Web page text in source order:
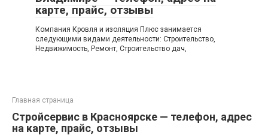
карте, прайс, отзывы
Компания Кровля и изоляция Плюс занимается
следующими видами деятельности: Строительство,
Недвижимость, Ремонт, Строительство дач,
Главная страница
Стройсервис в Красноярске — телефон, адрес
на карте, прайс, отзывы